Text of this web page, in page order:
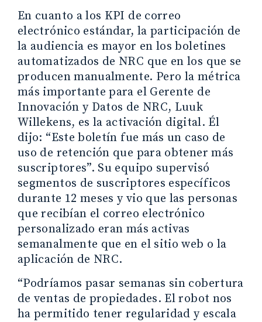
En cuanto a los KPI de correo
electrónico estándar, la participación de
la audiencia es mayor en los boletines
automatizados de NRC que en los que se
producen manualmente. Pero la métrica
más importante para el Gerente de
Innovación y Datos de NRC, Luuk
Willekens, es la activación digital. Él
dijo: “Este boletín fue más un caso de
uso de retención que para obtener más
suscriptores”. Su equipo supervisó
segmentos de suscriptores específicos
durante 12 meses y vio que las personas
que recibían el correo electrónico
personalizado eran más activas
semanalmente que en el sitio web o la
aplicación de NRC.
“Podríamos pasar semanas sin cobertura
de ventas de propiedades. El robot nos
ha permitido tener regularidad y escala